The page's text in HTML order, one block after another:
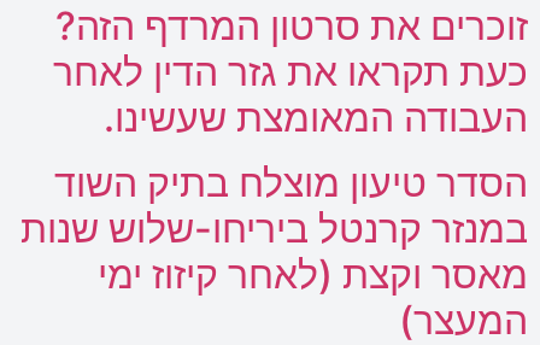
זוכרים את סרטון המרדף הזה?
כעת תקראו את גזר הדין לאחר
העבודה המאומצת שעשינו.
הסדר טיעון מוצלח בתיק השוד
במנזר קרנטל ביריחו-שלוש שנות
מאסר וקצת (לאחר קיזוז ימי
המעצר)